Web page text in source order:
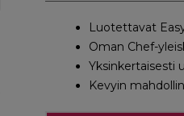
Luotettavat
Oman Chef-
Yksinkertaisesti
Kevyin